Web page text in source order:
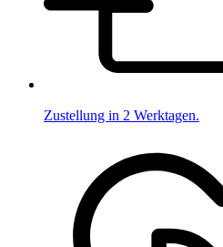
Zustellung in 2 Werktagen.